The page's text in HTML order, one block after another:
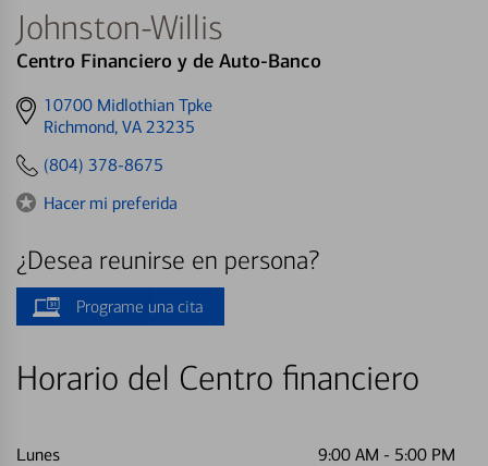
Johnston-Willis
Centro Financiero y de Auto-Banco
Get
directions
10700 Midlothian Tpke
Richmond, VA 23235
(804) 378-8675
Hacer mi preferida
¿Desea reunirse en persona?
Programe una cita
Horario del Centro financiero
Lunes 9:00 AM - 5:00 PM